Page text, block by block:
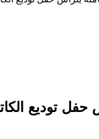
حفل توديع